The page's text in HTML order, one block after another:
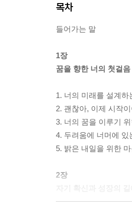
목차
들어가는 말
1장
꿈을 향한 너의 첫걸음
1. 너의 미래를 설계하
2. 괜찮아, 이제 시작
3. 너의 꿈을 이루기
4. 두려움에 너머에 있
5. 밝은 내일을 위한
2장